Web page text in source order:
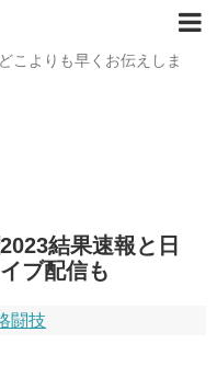
こよりも早くお伝えしま
結果速報と日
ブ配信も
闘技